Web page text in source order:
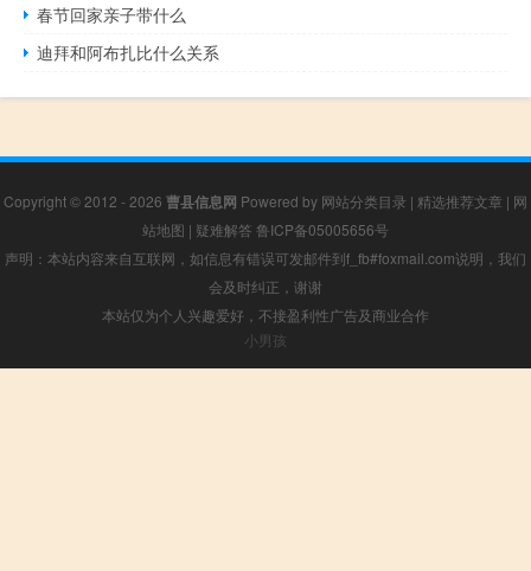
春节回家亲子带什么
迪拜和阿布扎比什么关系
Copyright © 2012 - 2026 曹县信息网 Powered by 网站分类目录 | 精选推荐文章 | 网
站地图 | 疑难解答 鲁ICP备05005656号
声明：本站内容来自互联网，如信息有错误可发邮件到f_fb#foxmail.com说明，我们
会及时纠正，谢谢
本站仅为个人兴趣爱好，不接盈利性广告及商业合作
小男孩